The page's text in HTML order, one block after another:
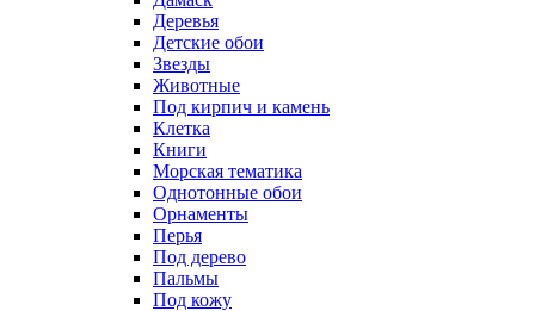
Деревья
Детские обои
Звезды
Животные
Под кирпич и камень
Клетка
Книги
Морская тематика
Однотонные обои
Орнаменты
Перья
Под дерево
Пальмы
Под кожу